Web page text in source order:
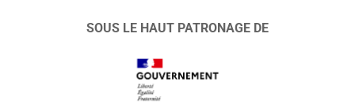
SOUS LE HAUT PATRONAGE DE